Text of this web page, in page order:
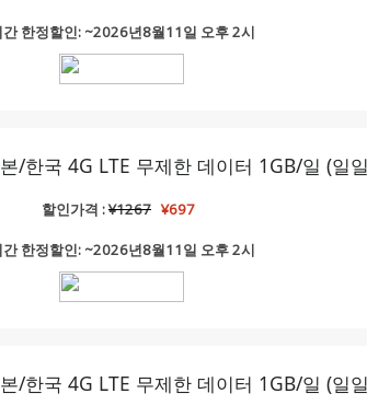
간 한정할인: ~2026년8월11일 오후 2시
/한국 4G LTE 무제한 데이터 1GB/일 (일
할인가격 :¥1267 ¥697
간 한정할인: ~2026년8월11일 오후 2시
/한국 4G LTE 무제한 데이터 1GB/일 (일